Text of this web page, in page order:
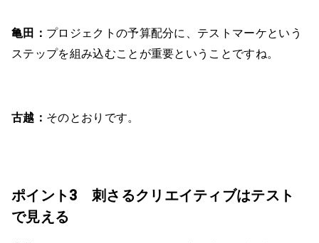
亀田： プロジェクトの予算配分に、テストマーケという
ステップを組み込むことが重要ということですね。
古越： そのとおりです。
ポイント3 刺さるクリエイティブはテスト
で見える